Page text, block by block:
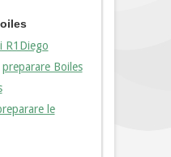
R1Diego
preparare Boiles
le